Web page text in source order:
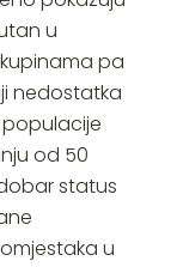
u
pa
nedostatka
populacije
od 50
status
u